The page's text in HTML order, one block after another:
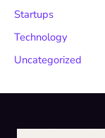
Startups
Technology
Uncategorized